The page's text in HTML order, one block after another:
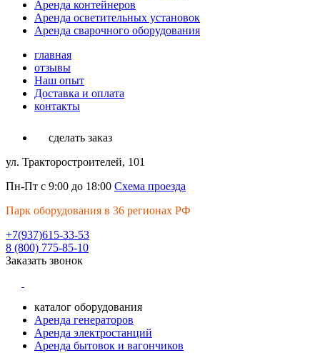
Аренда контейнеров
Аренда осветительных установок
Аренда сварочного оборудования
главная
отзывы
Наш опыт
Доставка и оплата
контакты
сделать заказ
ул. Тракторостроителей, 101
Пн-Пт с 9:00 до 18:00 Схема проезда
Парк оборудования в 36 регионах РФ
+7(937)615-33-53
8 (800) 775-85-10
Заказать звонок
каталог оборудования
Аренда генераторов
Аренда электростанций
Аренда бытовок и вагончиков